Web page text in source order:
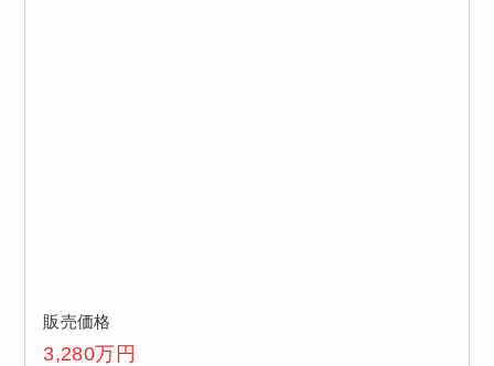
販売価格
3,280万円